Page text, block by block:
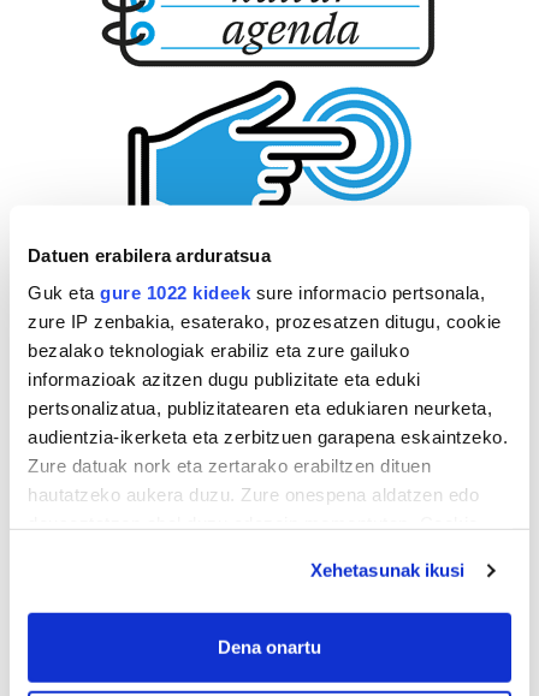
Datuen erabilera arduratsua
Guk eta gure 1022 kideek sure informacio pertsonala,
zure IP zenbakia, esaterako, prozesatzen ditugu, cookie
bezalako teknologiak erabiliz eta zure gailuko
informazioak azitzen dugu publizitate eta eduki
pertsonalizatua, publizitatearen eta edukiaren neurketa,
audientzia-ikerketa eta zerbitzuen garapena eskaintzeko.
Zure datuak nork eta zertarako erabiltzen dituen
hautatzeko aukera duzu. Zure onespena aldatzen edo
If you allow, we would also like to:
Collect information about your geographical
Xehetasunak ikusi
Dena onartu